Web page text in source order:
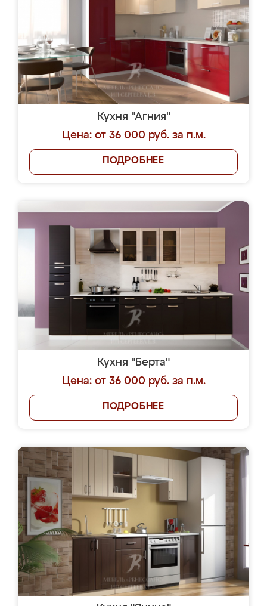
Кухня "Агния"
Цена: от 36 000 руб. за п.м.
ПОДРОБНЕЕ
Кухня "Берта"
Цена: от 36 000 руб. за п.м.
ПОДРОБНЕЕ